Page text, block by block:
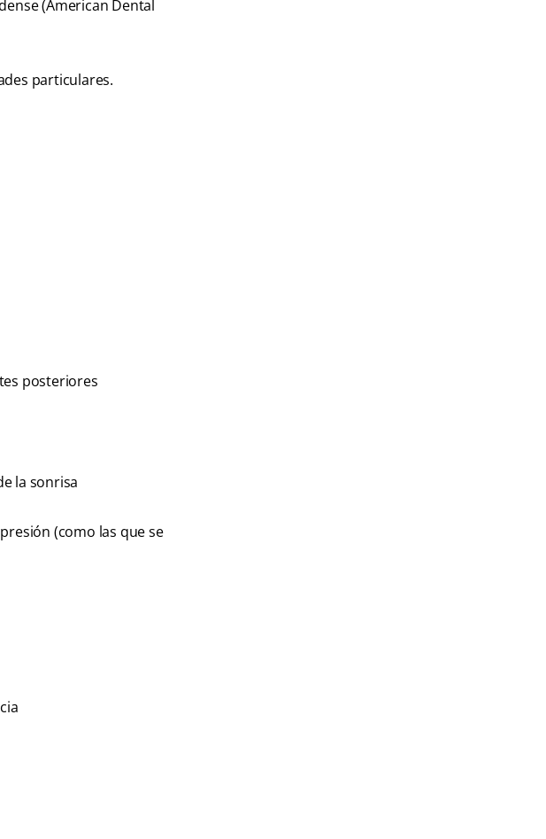
(American Dental
particulares.
posteriores
la sonrisa
(como las que se